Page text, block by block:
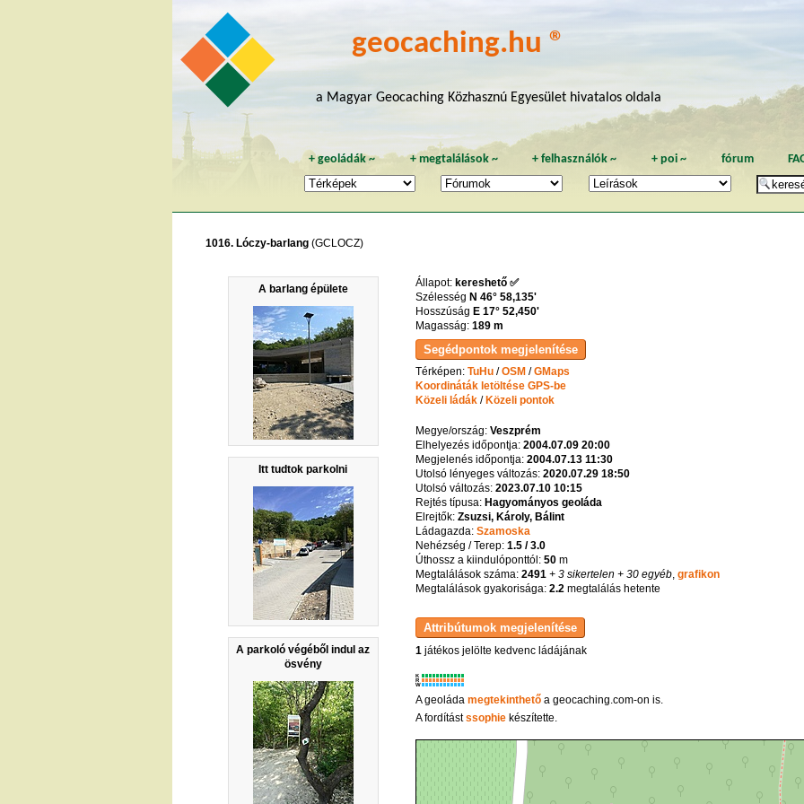
geocaching.hu ®
a Magyar Geocaching Közhasznú Egyesület hivatalos oldala
+geoládák ~ + megtalálások~ +felhasználók ~ + poi~ fórum
1016. Lóczy-barlang (GCLOCZ)
A barlang épülete
Itt tudtok parkolni
A parkoló végéből indul az
ösvény
Állapot: kereshető ✅
Szélesség N 46° 58,135'
Hosszúság E 17° 52,450'
Magasság: 189 m
Térképen: TuHu/OSM /GMaps
Koordináták letöltése GPS-be
Közeli ládák/ Közeli pontok
Megye/ország: Veszprém
Elhelyezés időpontja: 2004.07.09 20:00
Megjelenés időpontja: 2004.07.13 11:30
Utolsó lényeges változás: 2020.07.29 18:50
Utolsó változás: 2023.07.10 10:15
Rejtés típusa: Hagyományos geoláda
Elrejtők: Zsuzsi, Károly, Bálint
Ládagazda: Szamoska
Nehézség / Terep: 1.5 / 3.0
Úthossz a kiindulóponttól: 50m
Megtalálások száma: 2491+ 3 sikertelen + 30 egyéb, grafikon
Megtalálások gyakorisága: 2.2megtalálás hetente
1 játékos jelölte kedvenc ládájának
K
R
W
A geoláda megtekinthetőa geocaching.com-on is.
A fordítástssophiekészítette.